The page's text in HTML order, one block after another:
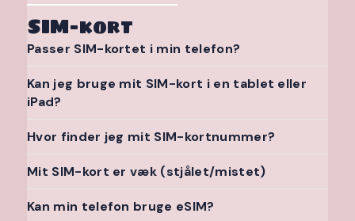
SIM-kort
Passer SIM-kortet i min telefon?
Kan jeg bruge mit SIM-kort i en tablet eller
iPad?
Hvor finder jeg mit SIM-kortnummer?
Mit SIM-kort er væk (stjålet/mistet)
Kan min telefon bruge eSIM?